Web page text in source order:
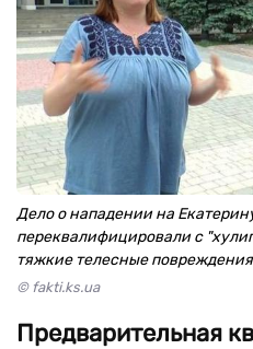
Дело о нападении на
переквалифицировали с
тяжкие телесные
© fakti.ks.ua
Предварительная